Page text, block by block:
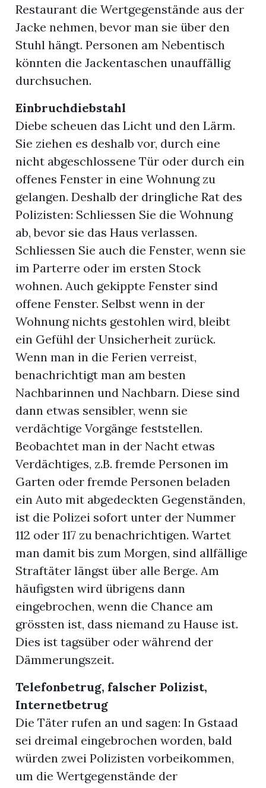
Restaurant die Wertgegenstände aus der
Jacke nehmen, bevor man sie über den
Stuhl hängt. Personen am Nebentisch
könnten die Jackentaschen unauffällig
durchsuchen.
Einbruchdiebstahl
Diebe scheuen das Licht und den Lärm.
Sie ziehen es deshalb vor, durch eine
nicht abgeschlossene Tür oder durch ein
offenes Fenster in eine Wohnung zu
gelangen. Deshalb der dringliche Rat des
Polizisten: Schliessen Sie die Wohnung
ab, bevor sie das Haus verlassen.
Schliessen Sie auch die Fenster, wenn sie
im Parterre oder im ersten Stock
wohnen. Auch gekippte Fenster sind
offene Fenster. Selbst wenn in der
Wohnung nichts gestohlen wird, bleibt
ein Gefühl der Unsicherheit zurück.
Wenn man in die Ferien verreist,
benachrichtigt man am besten
Nachbarinnen und Nachbarn. Diese sind
dann etwas sensibler, wenn sie
verdächtige Vorgänge feststellen.
Beobachtet man in der Nacht etwas
Verdächtiges, z.B. fremde Personen im
Garten oder fremde Personen beladen
ein Auto mit abgedeckten Gegenständen,
ist die Polizei sofort unter der Nummer
112 oder 117 zu benachrichtigen. Wartet
man damit bis zum Morgen, sind allfällige
Straftäter längst über alle Berge. Am
häufigsten wird übrigens dann
eingebrochen, wenn die Chance am
grössten ist, dass niemand zu Hause ist.
Dies ist tagsüber oder während der
Dämmerungszeit.
Telefonbetrug, falscher Polizist,
Internetbetrug
Die Täter rufen an und sagen: In Gstaad
sei dreimal eingebrochen worden, bald
würden zwei Polizisten vorbeikommen,
um die Wertgegenstände der